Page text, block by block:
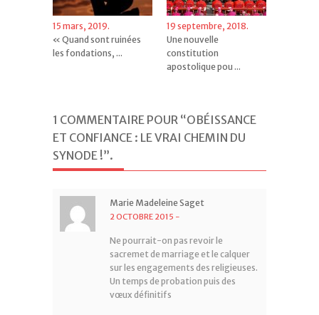
15 mars, 2019.
« Quand sont ruinées
les fondations, ...
19 septembre, 2018.
Une nouvelle
constitution
apostolique pou ...
1 COMMENTAIRE POUR “OBÉISSANCE
ET CONFIANCE : LE VRAI CHEMIN DU
SYNODE !”.
Marie Madeleine Saget
2 OCTOBRE 2015 -
Ne pourrait-on pas revoir le
sacremet de marriage et le calquer
sur les engagements des religieuses.
Un temps de probation puis des
vœux définitifs